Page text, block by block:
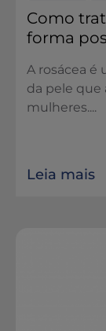
Como
forma
A rosácea é
da pele que
mulheres....
Leia mais